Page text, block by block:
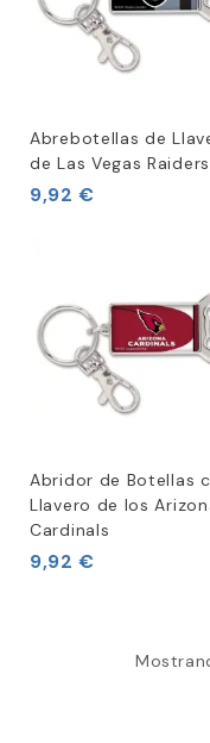
Abrebotellas de
de Las Vegas Raiders
9,92 €
Abridor de Botellas
Llavero de los
Cardinals
9,92 €